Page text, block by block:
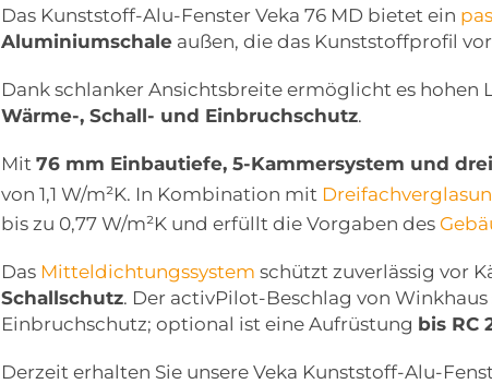
Das Kunststoff-Alu-Fenster Veka 76 MD bietet ein
Aluminiumschaleaußen, die das Kunststoffprofil
Dank schlanker Ansichtsbreite ermöglicht es
Wärme-, Schall- und Einbruchschutz.
Mit 76 mm Einbautiefe, 5-Kammersystem und
von 1,1 W/m²K. In Kombination mit
bis zu 0,77 W/m²K und erfüllt die Vorgaben des
Das Mitteldichtungssystem schützt zuverlässig vor
Schallschutz. Der activPilot-Beschlag von
Einbruchschutz; optional ist eine Aufrüstung bis RC
Derzeit erhalten Sie unsere Veka Kunststoff-Alu-